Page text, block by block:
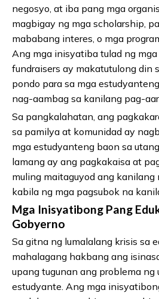
negosyo, at iba pang mga
magbigay ng mga scholarship,
mababang interes, o mga
Ang mga inisyatiba tulad ng
fundraisers ay makatutulong din
pondo para sa mga
nag-aambag sa kanilang pag-
Sa pangkalahatan, ang
sa pamilya at komunidad ay
mga estudyanteng baon sa
lamang ay ang pagkakaisa at
muling maitaguyod ang kanilang
kabila ng mga pagsubok na
Mga Inisyatibong Pang
Gobyerno
Sa gitna ng lumalalang krisis sa
mahalagang hakbang ang
upang tugunan ang problema ng
estudyante. Ang mga